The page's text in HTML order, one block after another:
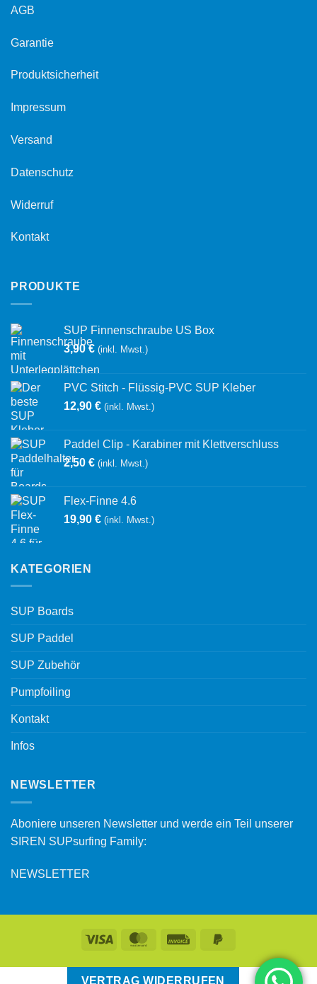
AGB
Garantie
Produktsicherheit
Impressum
Versand
Datenschutz
Widerruf
Kontakt
PRODUKTE
SUP Finnenschraube US Box
3,90€ (inkl. Mwst.)
PVC Stitch - Flüssig-PVC SUP Kleber
12,90 € (inkl. Mwst.)
Paddel Clip - Karabiner mit Klettverschluss
2,50 € (inkl. Mwst.)
Flex-Finne 4.6
19,90 € (inkl. Mwst.)
KATEGORIEN
SUP Boards
SUP Paddel
SUP Zubehör
Pumpfoiling
Kontakt
Infos
NEWSLETTER
Aboniere unseren Newsletter und werde ein Teil unserer
SIREN SUPsurfing Family:
NEWSLETTER
VERTRAG WIDERRUFEN